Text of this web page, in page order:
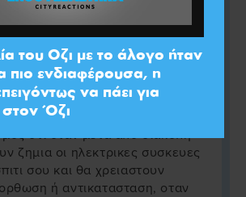
Η ΑΗΚ θα ξεκινησει τις
ρευματος. Απειλει. Να μαθει
οτι οταν μετα απο διακοπη
ζημια οι ηλεκτρικες συσκευες
σου και θα χρειαστουν
ή αντικατασταση, οταν
του Οζι με το άλογο ήταν
πιο ενδιαφέρουσα, η
να πάει για
στον Όζι